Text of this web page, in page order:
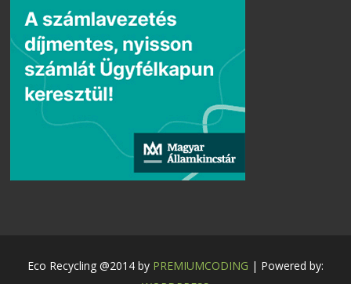
Eco Recycling @2014 by PREMIUMCODING | Powered by: